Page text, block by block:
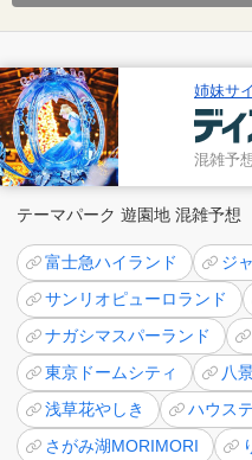
姉妹サ
混雑予
テーマパーク 遊園地 混雑予想
富士急ハイランド
ジ
サンリオピューロランド
ナガシマスパーランド
東京ドームシティ
八
浅草花やしき
ハウス
さがみ湖MORIMORI